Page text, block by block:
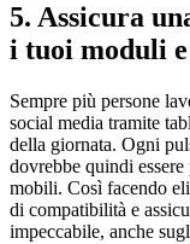
5. Assicura
i tuoi moduli
Sempre più persone
social media tramite
della giornata. Ogni
dovrebbe quindi
mobili. Così facendo
di compatibilità e
impeccabile, anche